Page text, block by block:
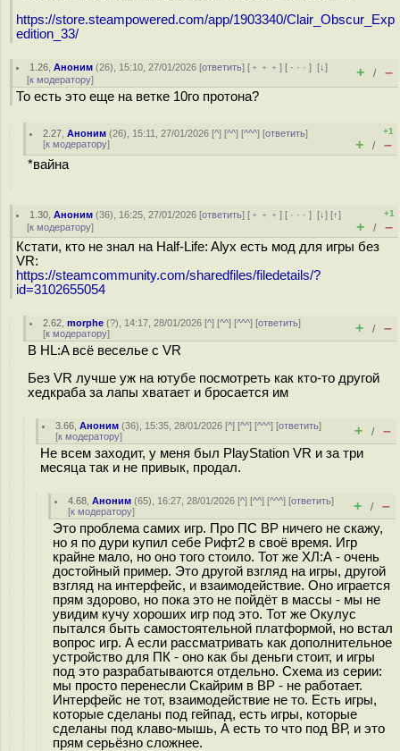
https://store.steampowered.com/app/1903340/Clair_Obscur_Exp
edition_33/
1.26 ,Аноним (26), 15:10, 27/01/2026 [ответить] [ ﹢﹢﹢] [ · · ·][↓]
[к модератору] + / –
То есть это еще на ветке 10го протона?
2.27 ,Аноним (26), 15:11, 27/01/2026 [^] [^^] [^^^] [ответить]
[к модератору]
+1
+ / –
*вайна
1.30 ,Аноним (36), 16:25, 27/01/2026 [ответить] [ ﹢﹢﹢] [ · · ·][↓] [↑]
[к модератору]
+1
+ / –
Кстати, кто не знал на Half-Life: Alyx есть мод для игры без
VR:
https://steamcommunity.com/sharedfiles/filedetails/?
id=3102655054
2.62 ,morphe (?), 14:17, 28/01/2026 [^] [^^] [^^^] [ответить]
[к модератору] + / –
В HL:A всё веселье с VR
Без VR лучше уж на ютубе посмотреть как кто-то другой
хедкраба за лапы хватает и бросается им
3.66 ,Аноним (36), 15:35, 28/01/2026 [^] [^^] [^^^] [ответить]
[к модератору] + / –
Не всем заходит, у меня был PlayStation VR и за три
месяца так и не привык, продал.
4.68 ,Аноним (65), 16:27, 28/01/2026 [^] [^^] [^^^] [ответить]
[к модератору] + / –
Это проблема самих игр. Про ПС ВР ничего не скажу,
но я по дури купил себе Рифт2 в своё время. Игр
крайне мало, но оно того стоило. Тот же ХЛ:А - очень
достойный пример. Это другой взгляд на игры, другой
взгляд на интерфейс, и взаимодействие. Оно играется
прям здорово, но пока это не пойдёт в массы - мы не
увидим кучу хороших игр под это. Тот же Окулус
пытался быть самостоятельной платформой, но встал
вопрос игр. А если рассматривать как дополнительное
устройство для ПК - оно как бы деньги стоит, и игры
под это разрабатываются отдельно. Схема из серии:
мы просто перенесли Скайрим в ВР - не работает.
Интерфейс не тот, взаимодействие не то. Есть игры,
которые сделаны под гейпад, есть игры, которые
сделаны под клаво-мышь, А есть то что под ВР, и это
прям серьёзно сложнее.